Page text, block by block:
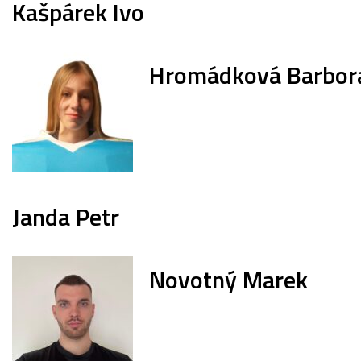
Kašpárek Ivo
Hromádková
Janda Petr
Novotný Marek